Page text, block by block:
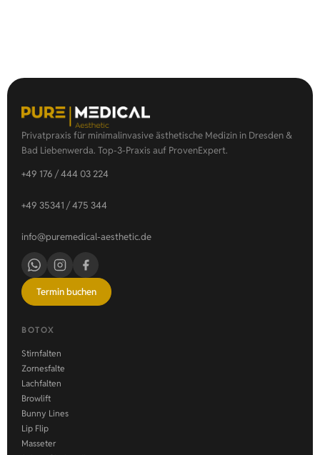
Privatpraxis für minimalinvasive ästhetische Medizin in Dresden &
Bad Liebenwerda. Top-3-Praxis auf ProvenExpert.
+49 176 / 444 03 224
+49 35341 / 475 344
info@puremedical-aesthetic.de
Termin buchen
BOTOX
Stirnfalten
Zornesfalte
Lachfalten
Browlift
Bunny Lines
Lip Flip
Masseter